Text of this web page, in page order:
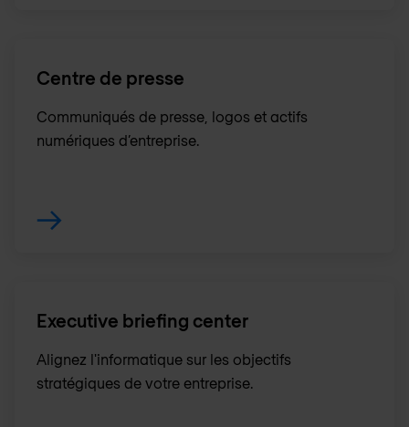
Centre de presse
Communiqués de presse, logos et actifs
numériques d’entreprise.
Executive briefing center
Alignez l'informatique sur les objectifs
stratégiques de votre entreprise.